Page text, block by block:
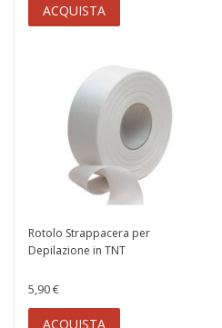
ACQUISTA
Rotolo Strappacera per
Depilazione in TNT
5,90 €
ACQUISTA